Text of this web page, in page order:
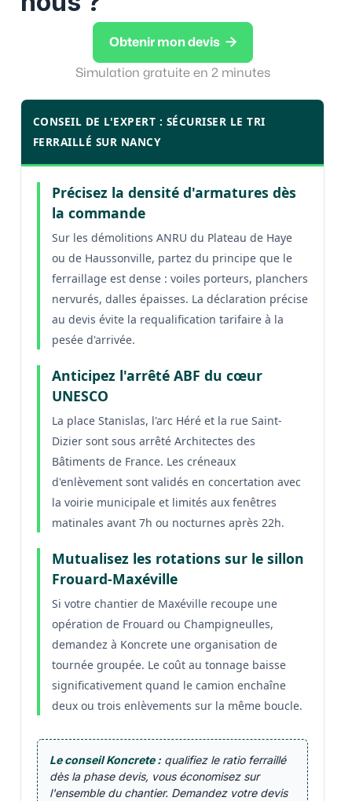
Obtenir mon devis 
Simulation gratuite en 2 minutes
CONSEIL DE L'EXPERT : SÉCURISER LE TRI
FERRAILLÉ SUR NANCY
Précisez la densité d'armatures dès
la commande
Sur les démolitions ANRU du Plateau de Haye
ou de Haussonville, partez du principe que le
ferraillage est dense : voiles porteurs, planchers
nervurés, dalles épaisses. La déclaration précise
au devis évite la requalification tarifaire à la
pesée d'arrivée.
Anticipez l'arrêté ABF du cœur
UNESCO
La place Stanislas, l'arc Héré et la rue Saint-
Dizier sont sous arrêté Architectes des
Bâtiments de France. Les créneaux
d'enlèvement sont validés en concertation avec
la voirie municipale et limités aux fenêtres
matinales avant 7h ou nocturnes après 22h.
Mutualisez les rotations sur le sillon
Frouard-Maxéville
Si votre chantier de Maxéville recoupe une
opération de Frouard ou Champigneulles,
demandez à Koncrete une organisation de
tournée groupée. Le coût au tonnage baisse
significativement quand le camion enchaîne
deux ou trois enlèvements sur la même boucle.
Le conseil Koncrete :qualifiez le ratio ferraillé
dès la phase devis, vous économisez sur
l'ensemble du chantier. Demandez votre devis